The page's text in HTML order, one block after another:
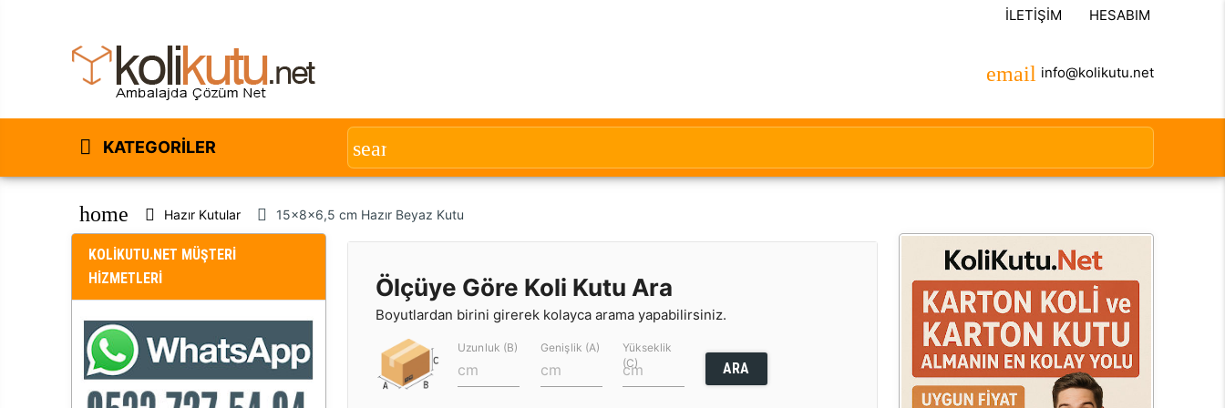
İLETIŞIM HESABIM
info@kolikutu.net
KATEGORILER
home Hazır Kutular 15x8x6,5 cm Hazır Beyaz Kutu
KOLİKUTU.NET MÜŞTERİ
HİZMETLERİ
Ölçüye Göre Koli Kutu Ara
Boyutlardan birini girerek kolayca arama yapabilirsiniz.
Uzunluk (B) Genişlik (A)
Yükseklik
(C)
ARA